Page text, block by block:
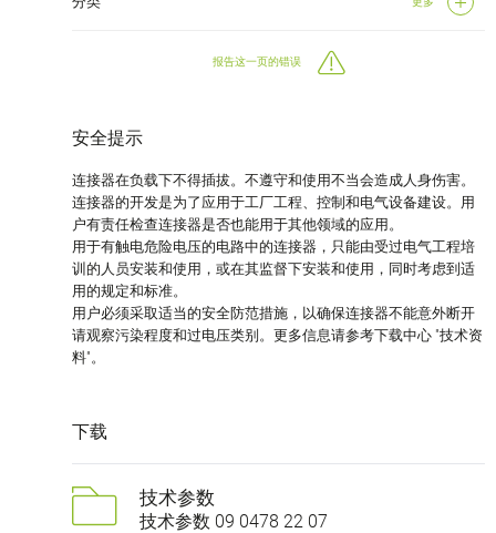
报告这一页的错误
安全提示
连接器在负载下不得插拔。不遵守和使用不当会造成人身伤害。
连接器的开发是为了应用于工厂工程、控制和电气设备建设。用
户有责任检查连接器是否也能用于其他领域的应用。
用于有触电危险电压的电路中的连接器，只能由受过电气工程培
训的人员安装和使用，或在其监督下安装和使用，同时考虑到适
用的规定和标准。
用户必须采取适当的安全防范措施，以确保连接器不能意外断开
请观察污染程度和过电压类别。更多信息请参考下载中心 "技术资
料"。
下载
技术参数
技术参数 09 0478 22 07